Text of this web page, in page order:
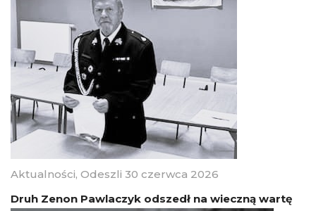
Aktualności, Odeszli 30 czerwca 2026
Druh Zenon Pawlaczyk odszedł na wieczną wartę